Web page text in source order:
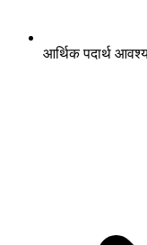
आर्थिक पदार्थ